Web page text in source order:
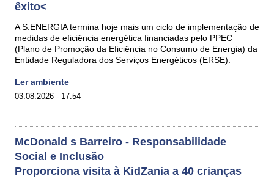
êxito<
A S.ENERGIA termina hoje mais um ciclo de implementação de
medidas de eficiência energética financiadas pelo PPEC
(Plano de Promoção da Eficiência no Consumo de Energia) da
Entidade Reguladora dos Serviços Energéticos (ERSE).
Ler ambiente
03.08.2026 - 17:54
McDonald s Barreiro - Responsabilidade
Social e Inclusão
Proporciona visita à KidZania a 40 crianças